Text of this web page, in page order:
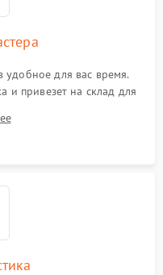
удобное для вас время.
и привезет на склад для